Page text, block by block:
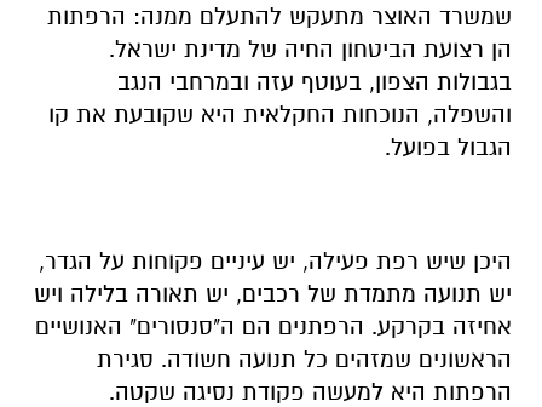
שמשרד האוצר מתעקש להתעלם ממנה: הרפתות
הן רצועת הביטחון החיה של מדינת ישראל.
בגבולות הצפון, בעוטף עזה ובמרחבי הנגב
והשפלה, הנוכחות החקלאית היא שקובעת את קו
הגבול בפועל.
היכן שיש רפת פעילה, יש עיניים פקוחות על הגדר,
יש תנועה מתמדת של רכבים, יש תאורה בלילה ויש
אחיזה בקרקע. הרפתנים הם ה"סנסורים" האנושיים
הראשונים שמזהים כל תנועה חשודה. סגירת
הרפתות היא למעשה פקודת נסיגה שקטה.